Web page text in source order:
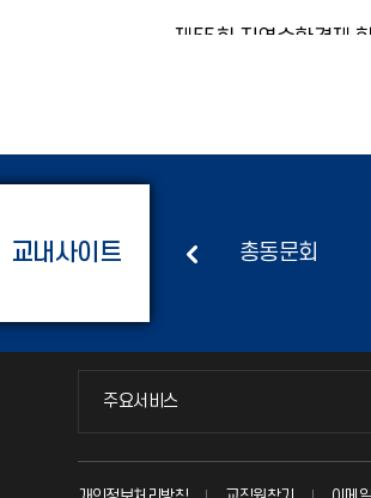
제55회 지역순환경제
제55회 지역순환경제 학술
제53회 지역순환경제
분들의 많은 참여를 부탁드립
2025.09
24
교내사이트
총학생회 소비자생활협동조합
주요서비스
주요서비스
교무회의방송